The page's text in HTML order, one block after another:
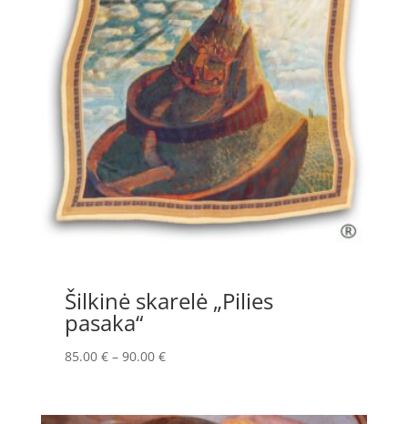
Šilkinė skarelė „Pilies
pasaka“
85.00 € – 90.00 €Price